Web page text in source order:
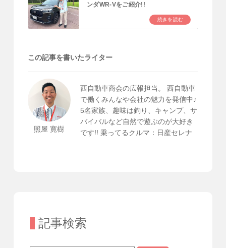
ンダWR-Vをご紹介!!
続きを読む
この記事を書いたライター
照屋 寛樹
西自動車商会の広報担当。 西自動車
で働くみんなや会社の魅力を発信中♪
5名家族、趣味は釣り、キャンプ、サ
バイバルなど自然で遊ぶのが大好き
です!! 乗ってるクルマ：日産セレナ
記事検索